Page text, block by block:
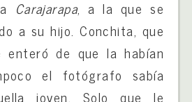
Carajarapa, a la que se
a su hijo. Conchita, que
enteró de que la habían
el fotógrafo sabía
joven. Solo que le